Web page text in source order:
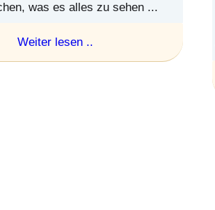
was es alles zu sehen ...
Weiter lesen ..